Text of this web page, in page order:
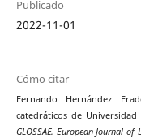
Publicado
2022-11-01
Cómo citar
Fernando Hernández
catedráticos de
GLOSSAE. European Journal of